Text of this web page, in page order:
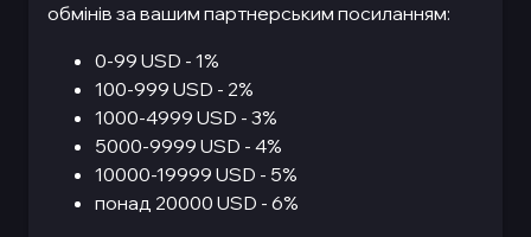
обмінів за вашим партнерським посиланням:
0-99 USD - 1%
100-999 USD - 2%
1000-4999 USD - 3%
5000-9999 USD - 4%
10000-19999 USD - 5%
понад 20000 USD - 6%